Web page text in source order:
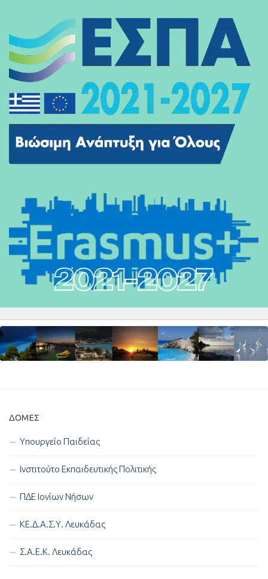
ΔΟΜΈΣ
Υπουργείο Παιδείας
Ινστιτούτο Εκπαιδευτικής Πολιτικής
ΠΔΕ Ιονίων Νήσων
ΚΕ.Δ.Α.Σ.Υ. Λευκάδας
Σ.Α.Ε.Κ. Λευκάδας